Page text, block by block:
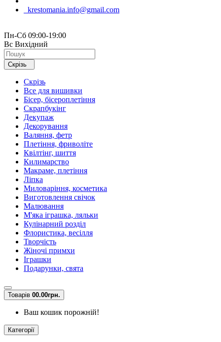
krestomania.info@gmail.com
Пн-Сб 09:00-19:00
Вс Вихідний
Скрізь
Скрізь
Все для вишивки
Бісер, бісероплетіння
Скрапбукінг
Декупаж
Декорування
Валяння, фетр
Плетіння, фриволіте
Квілтінг, шиття
Килимарство
Макраме, плетіння
Ліпка
Миловаріння, косметика
Виготовлення свічок
Малювання
М'яка іграшка, ляльки
Кулінарний розділ
Флористика, весілля
Творчість
Жіночі примхи
Іграшки
Подарунки, свята
Товарів 00.00грн.
Ваш кошик порожній!
Категорії